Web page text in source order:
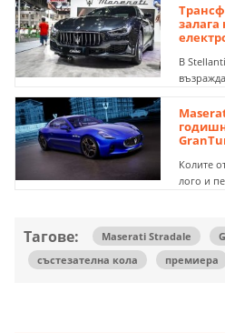
В
Колите
лого и
Тагове: Maserati Stradale
състезателна кола
премиера